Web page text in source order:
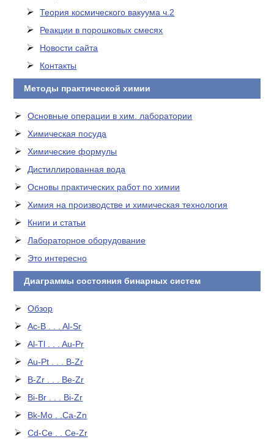
Теория космического вакуума ч.2
Реакции в порошковых смесях
Новости сайта
Контакты
Методы практической химии
Основные операции в хим. лаборатории
Химическая посуда
Химические формулы
Дистиллированная вода
Основы практических работ по химии
Химия на производстве и химическая технология
Книги и статьи
Лабораторное оборудование
Это интересно
Диаграммы состояния бинарных систем
Обзор
Ac-B . . . Al-Sr
Al-Tl . . . Au-Pr
Au-Pt . . . B-Zr
B-Zr . . . Be-Zr
Bi-Br . . . Bi-Zr
Bk-Mo . .Ca-Zn
Cd-Ce . . Ce-Zr